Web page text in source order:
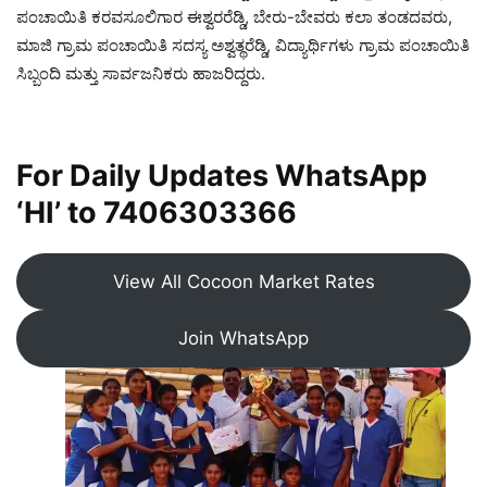
ಪಂಚಾಯಿತಿ ಕರವಸೂಲಿಗಾರ ಈಶ್ವರರೆಡ್ಡಿ, ಬೇರು-ಬೇವರು ಕಲಾ ತಂಡದವರು,
ಮಾಜಿ ಗ್ರಾಮ ಪಂಚಾಯಿತಿ ಸದಸ್ಯ ಅಶ್ವತ್ಥರೆಡ್ಡಿ, ವಿದ್ಯಾರ್ಥಿಗಳು ಗ್ರಾಮ ಪಂಚಾಯಿತಿ
ಸಿಬ್ಬಂದಿ ಮತ್ತು ಸಾರ್ವಜನಿಕರು ಹಾಜರಿದ್ದರು.
For Daily Updates WhatsApp
‘HI’ to 7406303366
View All Cocoon Market Rates
Join WhatsApp